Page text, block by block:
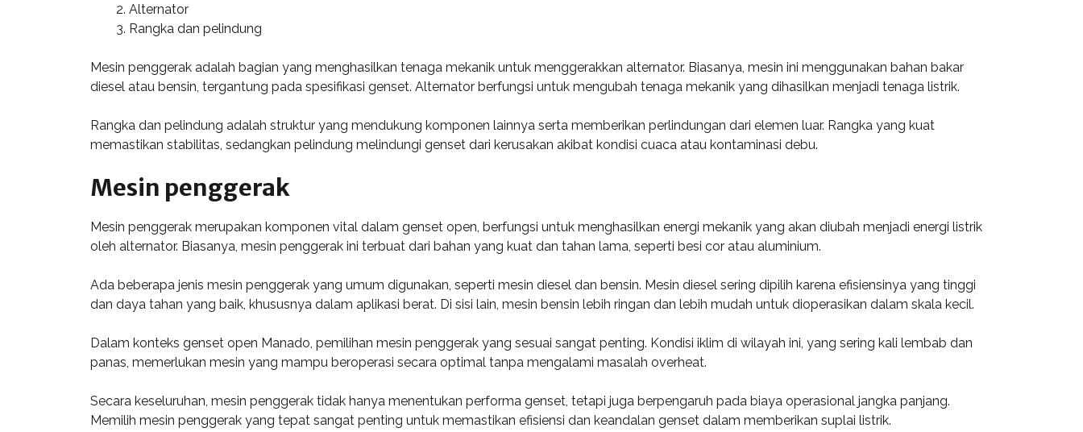
Alternator
Rangka dan pelindung
Mesin penggerak adalah bagian yang menghasilkan tenaga mekanik untuk menggerakkan alternator. Biasanya, mesin ini menggunakan bahan bakar
diesel atau bensin, tergantung pada spesifikasi genset. Alternator berfungsi untuk mengubah tenaga mekanik yang dihasilkan menjadi tenaga listrik.
Rangka dan pelindung adalah struktur yang mendukung komponen lainnya serta memberikan perlindungan dari elemen luar. Rangka yang kuat
memastikan stabilitas, sedangkan pelindung melindungi genset dari kerusakan akibat kondisi cuaca atau kontaminasi debu.
Mesin penggerak
Mesin penggerak merupakan komponen vital dalam genset open, berfungsi untuk menghasilkan energi mekanik yang akan diubah menjadi energi listrik
oleh alternator. Biasanya, mesin penggerak ini terbuat dari bahan yang kuat dan tahan lama, seperti besi cor atau aluminium.
Ada beberapa jenis mesin penggerak yang umum digunakan, seperti mesin diesel dan bensin. Mesin diesel sering dipilih karena efisiensinya yang tinggi
dan daya tahan yang baik, khususnya dalam aplikasi berat. Di sisi lain, mesin bensin lebih ringan dan lebih mudah untuk dioperasikan dalam skala kecil.
Dalam konteks genset open Manado, pemilihan mesin penggerak yang sesuai sangat penting. Kondisi iklim di wilayah ini, yang sering kali lembab dan
panas, memerlukan mesin yang mampu beroperasi secara optimal tanpa mengalami masalah overheat.
Secara keseluruhan, mesin penggerak tidak hanya menentukan performa genset, tetapi juga berpengaruh pada biaya operasional jangka panjang.
Memilih mesin penggerak yang tepat sangat penting untuk memastikan efisiensi dan keandalan genset dalam memberikan suplai listrik.